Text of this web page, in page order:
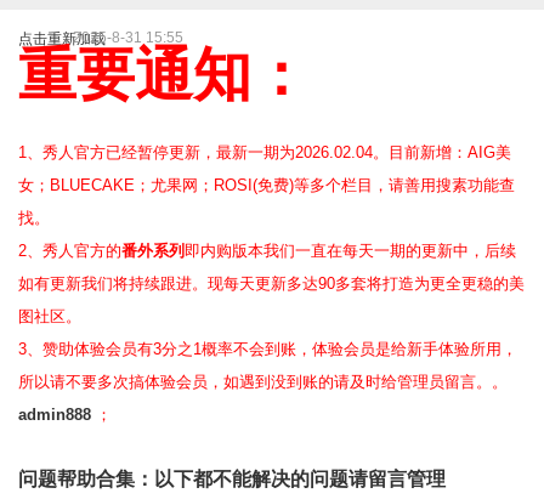
点击重新加载2025-8-31 15:55
重要通知：
1、秀人官方已经暂停更新，最新一期为2026.02.04。目前新增：AIG美
女；BLUECAKE；尤果网；ROSI(免费)等多个栏目，请善用搜素功能查
找。
2、 秀人官方的番外系列 即内购版本我们一直在每天一期的更新中，后续
如有更新我们将持续跟进。现每天更新多达90多套将打造为更全更稳的美
图社区。
3、赞助体验会员有3分之1概率不会到账，体验会员是给新手体验所用，
所以请不要多次搞体验会员，如遇到没到账的请及时给管理员留言。。
admin888 ；
问题帮助合集 ：以下都不能解决的问题请留言管理